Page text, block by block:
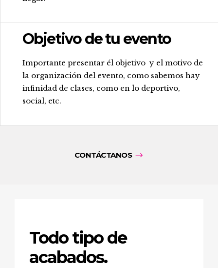
Objetivo de tu evento
Importante presentar él objetivo y el motivo de
la organización del evento, como sabemos hay
infinidad de clases, como en lo deportivo,
social, etc.
CONTÁCTANOS
Todo tipo de
acabados.